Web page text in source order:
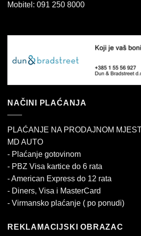
Mobitel: 091 250 8000
NAČINI PLAĆANJA
PLAĆANJE NA PRODAJNOM
MD AUTO
- Plaćanje gotovinom
- PBZ Visa kartice do 6 rata
- American Express do 12 rata
- Diners, Visa i MasterCard
- Virmansko plaćanje ( po ponudi)
REKLAMACIJSKI OBRAZAC